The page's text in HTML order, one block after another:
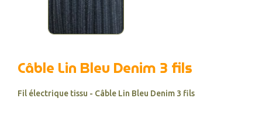
Câble Lin Bleu Denim 3 fils
Fil électrique tissu - Câble Lin Bleu Denim 3 fils